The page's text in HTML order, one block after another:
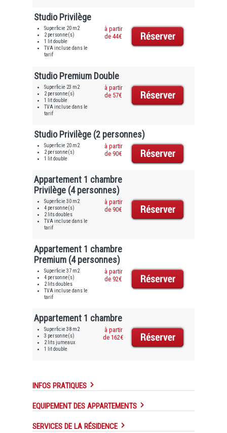
Studio Privilège
Superficie 20 m2
2 personne(s)
1 lit double
TVA incluse dans le
tarif
à partir
de 44€
Studio Premium Double
Superficie 23 m2
2 personne(s)
1 lit double
TVA incluse dans le
tarif
à partir
de 57€
Studio Privilège (2 personnes)
Superficie 20 m2
2 personne(s)
1 lit double
à partir
de 90€
Appartement 1 chambre
Privilège (4 personnes)
Superficie 30 m2
4 personne(s)
2 lits doubles
TVA incluse dans le
tarif
à partir
de 90€
Appartement 1 chambre
Premium (4 personnes)
Superficie 37 m2
4 personne(s)
2 lits doubles
TVA incluse dans le
tarif
à partir
de 92€
Appartement 1 chambre
Superficie 38 m2
3 personne(s)
2 lits jumeaux
1 lit double
à partir
de 162€
INFOS PRATIQUES
EQUIPEMENT DES APPARTEMENTS
SERVICES DE LA RÉSIDENCE